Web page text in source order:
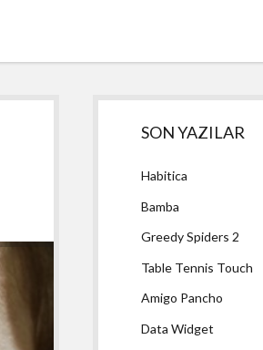
Yan
Menü
SON YAZILAR
Habitica
Bamba
Greedy Spiders 2
Table Tennis Touch
Amigo Pancho
Data Widget